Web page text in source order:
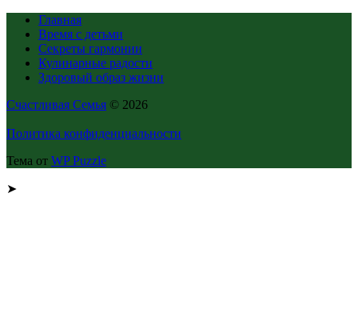
Главная
Время с детьми
Секреты гармонии
Кулинарные радости
Здоровый образ жизни
Счастливая Семья © 2026
Политика конфиденциальности
Тема от WP Puzzle
➤